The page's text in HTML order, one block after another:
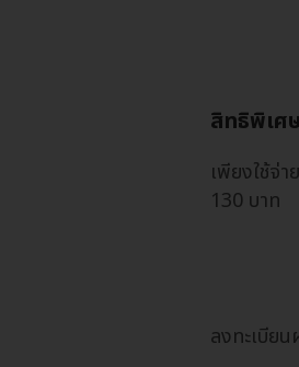
สิทธิพิเศ
เพียงใช้จ่
130 บาท
ลงทะเบีย